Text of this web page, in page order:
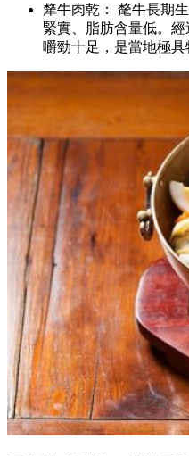
犛牛肉乾： 氂牛長期
緊實、脂肪含量低。經
嚼勁十足，是當地極具